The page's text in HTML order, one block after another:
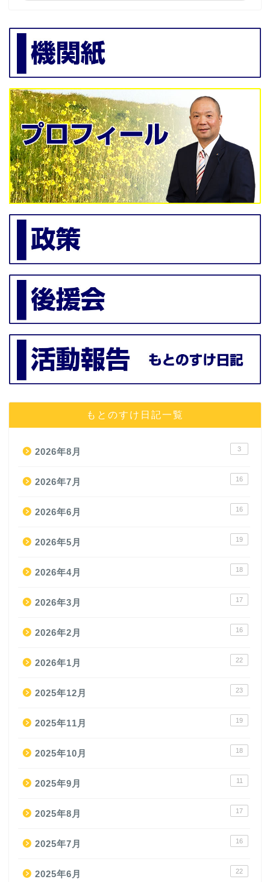
もとのすけ日記一覧
2026年8月 3
2026年7月 16
2026年6月 16
2026年5月 19
2026年4月 18
2026年3月 17
2026年2月 16
2026年1月 22
2025年12月 23
2025年11月 19
2025年10月 18
2025年9月 11
2025年8月 17
2025年7月 16
2025年6月 22